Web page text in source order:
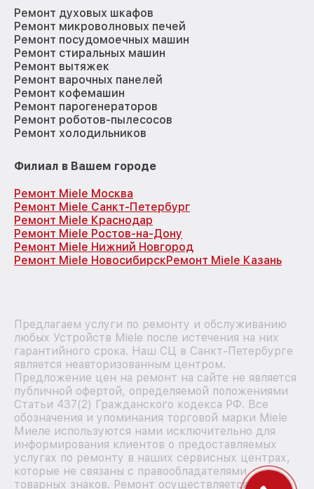
Ремонт духовых шкафов
Ремонт микроволновых печей
Ремонт посудомоечных машин
Ремонт стиральных машин
Ремонт вытяжек
Ремонт варочных панелей
Ремонт кофемашин
Ремонт парогенераторов
Ремонт роботов-пылесосов
Ремонт холодильников
Филиал в Вашем городе
Ремонт Miele Москва
Ремонт Miele Санкт-Петербург
Ремонт Miele Краснодар
Ремонт Miele Ростов-на-Дону
Ремонт Miele Нижний Новгород
Ремонт Miele НовосибирскРемонт Miele Казань
Предлагаем услуги по ремонту и обслуживанию
любых Устройств Miele после истечения на них
гарантийного срока. Наш СЦ в Санкт-Петербурге
является неавторизованным центром.
Предложение цен на ремонт на сайте не является
публичной офертой, определяемой положениями
Статьи 437(2) Гражданского кодекса РФ. Все
обозначения и упоминания торговой марки Miele
Миеле используются нами исключительно для
информирования клиентов о предоставляемых
услугах по ремонту в наших сервисных центрах,
которые не связаны с правообладателями
товарных знаков. Ремонт осуществляется для